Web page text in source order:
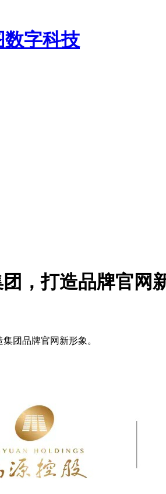
，打造品牌官网
团品牌官网新形象。